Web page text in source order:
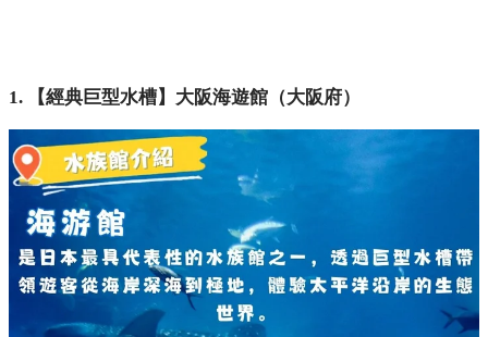
1. 【經典巨型水槽】大阪海遊館（大阪府）